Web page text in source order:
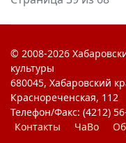
© 2008-2026
культуры
680045, Хабаровский
Краснореченская, 112
Телефон/Факс: (4212)
Контакты
ЧаВо